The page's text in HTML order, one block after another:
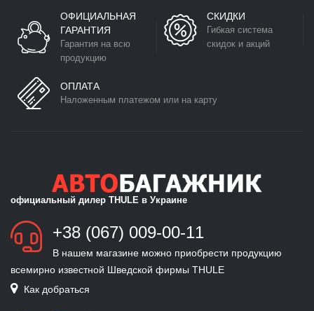
ОФИЦИАЛЬНАЯ
ГАРАНТИЯ
Гарантия на всю
продукцию
СКИДКИ
Гибкая система
скидок и акций
ОПЛАТА
Наложенным платежом или на карту
официальный дилер THULE в Украине
+38 (067) 009-00-11
В нашем магазине можно приобрести продукцию
всемирно известной Шведской фирмы THULE
Как добраться